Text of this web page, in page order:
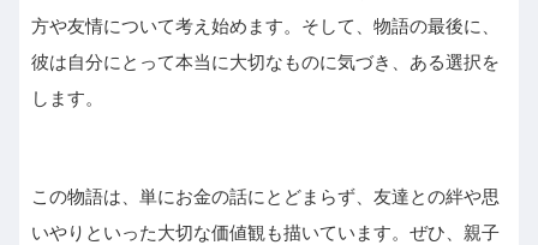
方や友情について考え始めます。そして、物語の最後に、
彼は自分にとって本当に大切なものに気づき、ある選択を
します。
この物語は、単にお金の話にとどまらず、友達との絆や思
いやりといった大切な価値観も描いています。ぜひ、親子